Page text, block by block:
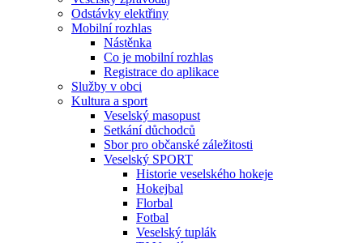
Odstávky elektřiny
Mobilní rozhlas
Nástěnka
Co je mobilní rozhlas
Registrace do aplikace
Služby v obci
Kultura a sport
Veselský masopust
Setkání důchodců
Sbor pro občanské záležitosti
Veselský SPORT
Historie veselského hokeje
Hokejbal
Florbal
Fotbal
Veselský tuplák